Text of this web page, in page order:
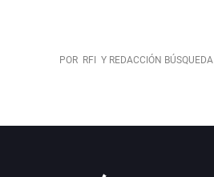
POR RFI Y REDACCIÓN BÚSQUEDA